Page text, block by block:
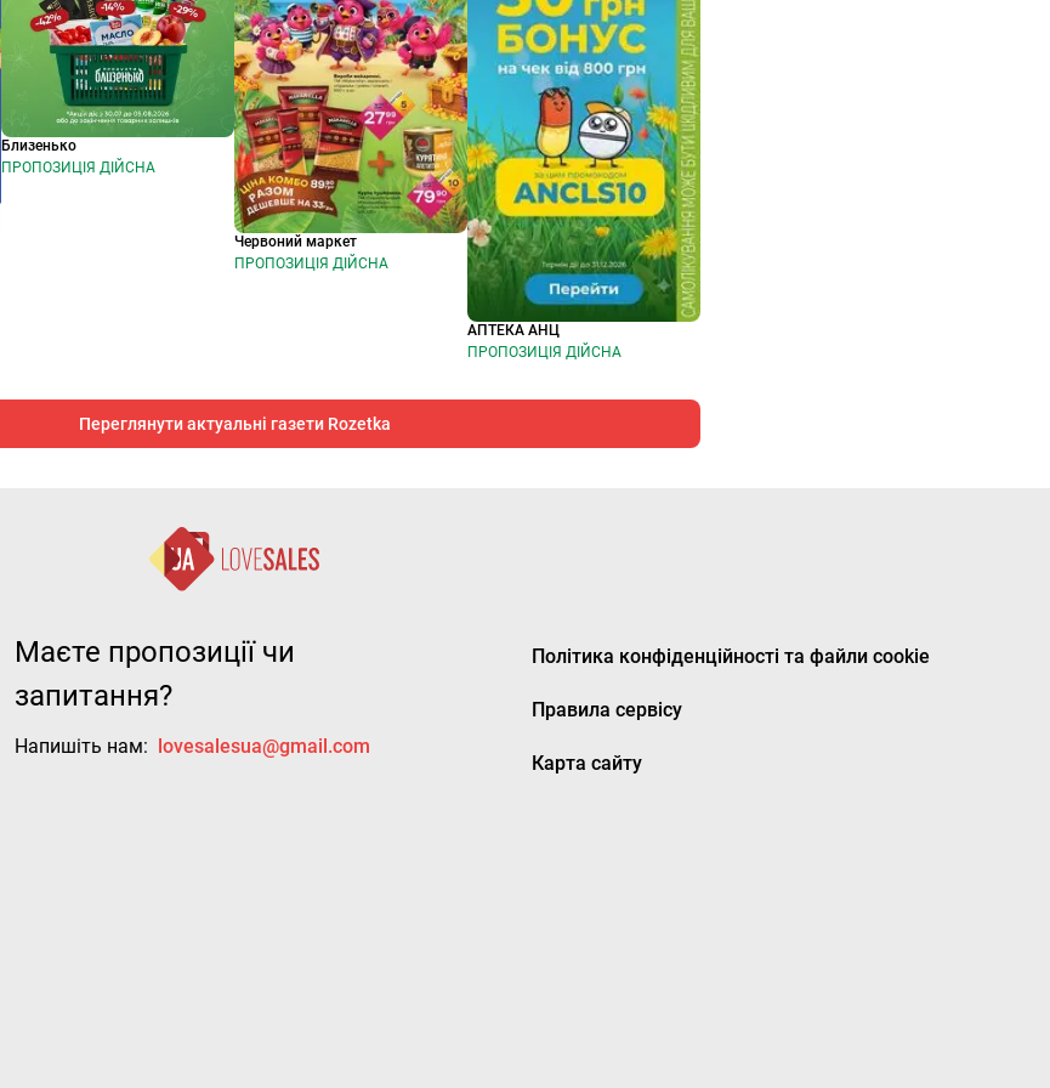
Близенько
ПРОПОЗИЦІЯ ДІЙСНА
Червоний маркет
ПРОПОЗИЦІЯ ДІЙСНА
АПТЕКА АНЦ
ПРОПОЗИЦІЯ ДІЙСНА
Переглянути актуальні газети Rozetka
Маєте пропозиції чи
запитання?
Напишіть нам: lovesalesua@gmail.com
Політика конфіденційності та файли cookie
Правила сервісу
Карта сайту